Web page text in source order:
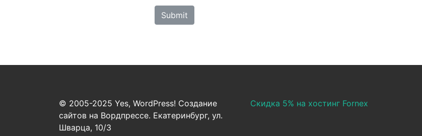
© 2005-2025 Yes, WordPress! Создание
сайтов на Вордпрессе. Екатеринбург, ул.
Шварца, 10/3
Скидка 5% на хостинг Fornex